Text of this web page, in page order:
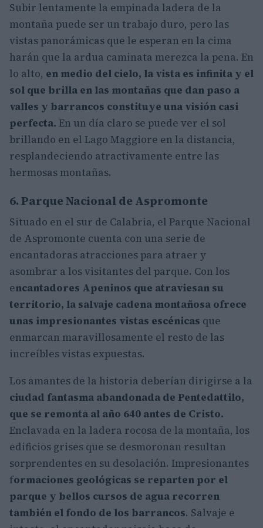
Subir lentamente la empinada ladera de la
montaña puede ser un trabajo duro, pero las
vistas panorámicas que le esperan en la cima
harán que la ardua caminata merezca la pena. En
lo alto, en medio del cielo, la vista es infinita y el
sol que brilla en las montañas que dan paso a
valles y barrancos constituye una visión casi
perfecta. En un día claro se puede ver el sol
brillando en el Lago Maggiore en la distancia,
resplandeciendo atractivamente entre las
hermosas montañas.
6. Parque Nacional de Aspromonte
Situado en el sur de Calabria, el Parque Nacional
de Aspromonte cuenta con una serie de
encantadoras atracciones para atraer y
asombrar a los visitantes del parque. Con los
encantadores Apeninos que atraviesan su
territorio, la salvaje cadena montañosa ofrece
unas impresionantes vistas escénicas que
enmarcan maravillosamente el resto de las
increíbles vistas expuestas.
Los amantes de la historia deberían dirigirse a la
ciudad fantasma abandonada de Pentedattilo,
que se remonta al año 640 antes de Cristo.
Enclavada en la ladera rocosa de la montaña, los
edificios grises que se desmoronan resultan
sorprendentes en su desolación. Impresionantes
formaciones geológicas se reparten por el
parque y bellos cursos de agua recorren
también el fondo de los barrancos. Salvaje e